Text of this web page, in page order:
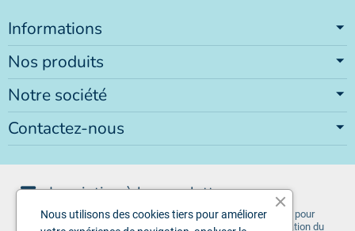
Informations
Nos produits
Notre société
Contactez-nous
Inscription à la newsletter
Vous pouvez vous désinscrire à tout moment. Vous trouverez pour
cela nos informations de contact dans les conditions d'utilisation du
Nous utilisons des cookies tiers pour améliorer